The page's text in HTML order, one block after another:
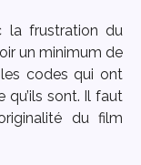
la frustration du
un minimum de
codes qui ont
qu’ils sont. Il faut
du film